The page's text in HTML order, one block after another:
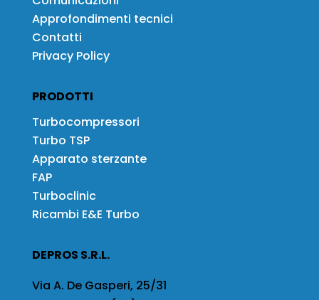
Approfondimenti tecnici
Contatti
Privacy Policy
PRODOTTI
Turbocompressori
Turbo TSP
Apparato sterzante
FAP
Turboclinic
Ricambi E&E Turbo
DEPROS S.R.L.
Via A. De Gasperi, 25/31